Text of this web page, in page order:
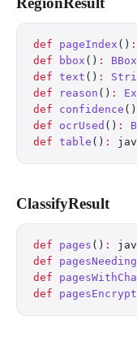
def pageIndex () :
def bbox () :
BBox
def text () :
def reason () :
def confidence ()
def ocrUsed () :
def table () :
ClassifyResult
def pages () :
def
def
def